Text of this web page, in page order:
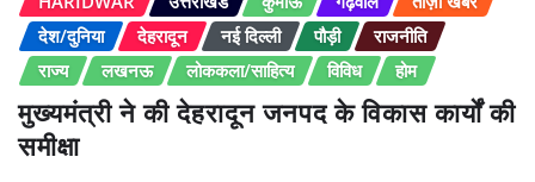
देश/दुनिया
देहरादून नई दिल्ली पौड़ी
राजनीति
राज्य
लखनऊ लोककला/साहित्य विविध होम
मुख्यमंत्री ने की देहरादून जनपद के विकास कार्यों की
समीक्षा